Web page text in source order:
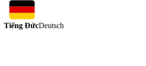
Tiếng ĐứcDeutsch